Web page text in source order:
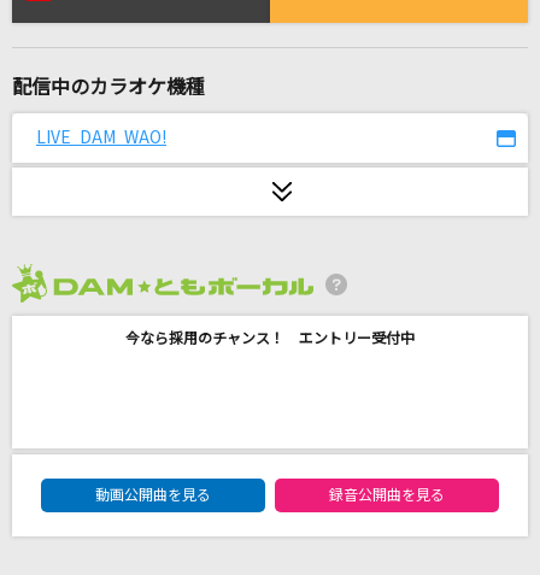
怪獣
[生音]TATTOO
Mrs. GREEN APPLE
Challengers
配信中のカラオケ機種
LIVE DAM WAO!
今なら採用のチャンス！ エントリー受付中
DAM★ともボーカルエントリーランキング
動画公開曲を見る
録音公開曲を見る